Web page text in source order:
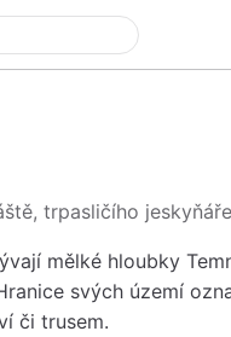
trpasličího jeskyňáře
mělké hloubky
svých území
či trusem.